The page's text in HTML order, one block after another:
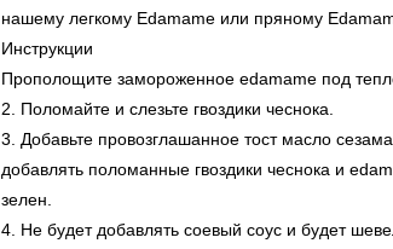
нашему легкому Edamame или пряному
Инструкции
Прополощите замороженное edamame под
2. Поломайте и слезьте гвоздики чеснока.
3. Добавьте провозглашанное тост масло
добавлять поломанные гвоздики чеснока и
зелен.
4. Не будет добавлять соевый соус и будет